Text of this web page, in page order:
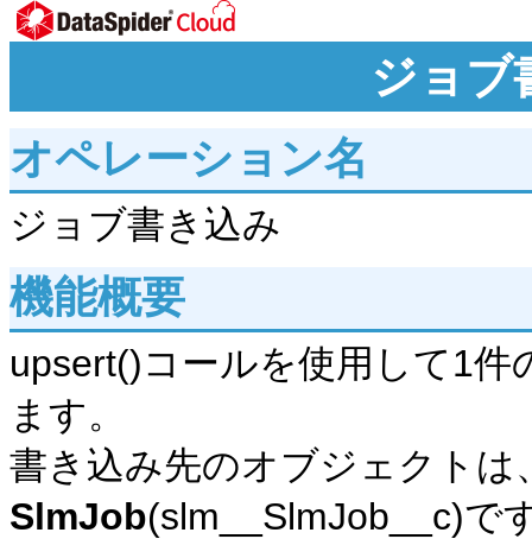
ジョブ
オペレーション名
ジョブ書き込み
機能概要
upsert()コールを使用して1
ます。
書き込み先のオブジェクト
SlmJob(slm__SlmJob__c)で